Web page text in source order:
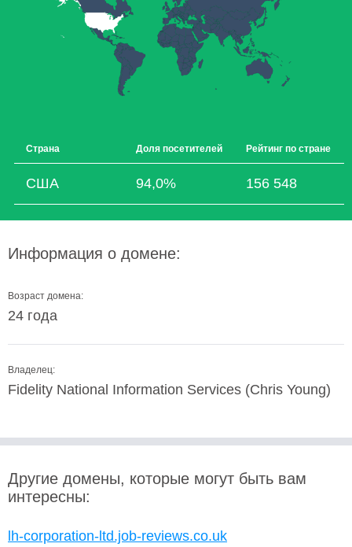
Страна Доля посетителей Рейтинг по стране
США 94,0% 156 548
Информация о домене:
Возраст домена:
24 года
Владелец:
Fidelity National Information Services (Chris Young)
Другие домены, которые могут быть вам
интересны:
lh-corporation-ltd.job-reviews.co.uk